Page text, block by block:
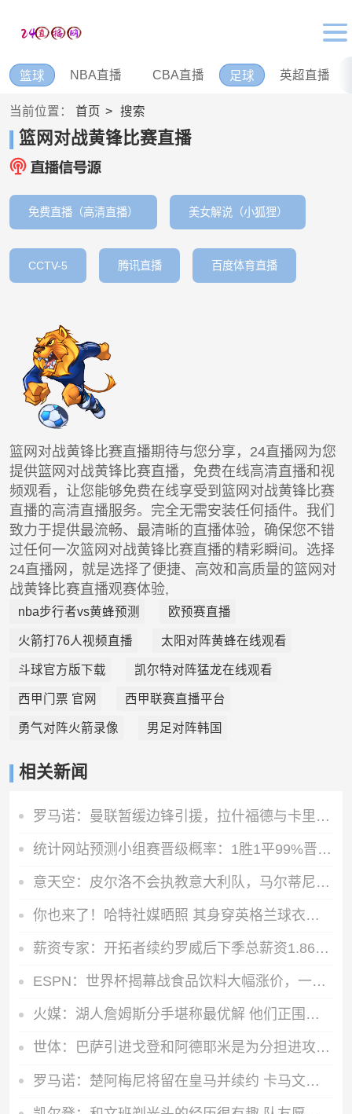
篮球 NBA直播 CBA直播 足球 英超直播
当前位置： 首页 搜索
篮网对战黄锋比赛直播
免费直播（高清直播） 美女解说（小狐狸）
CCTV-5 腾讯直播 百度体育直播
篮网对战黄锋比赛直播期待与您分享，24直播网为您
提供篮网对战黄锋比赛直播，免费在线高清直播和视
频观看，让您能够免费在线享受到篮网对战黄锋比赛
直播的高清直播服务。完全无需安装任何插件。我们
致力于提供最流畅、最清晰的直播体验，确保您不错
过任何一次篮网对战黄锋比赛直播的精彩瞬间。选择
24直播网，就是选择了便捷、高效和高质量的篮网对
战黄锋比赛直播观赛体验,
nba步行者vs黄蜂预测 欧预赛直播
火箭打76人视频直播 太阳对阵黄蜂在线观看
斗球官方版下载 凯尔特对阵猛龙在线观看
西甲门票 官网 西甲联赛直播平台
勇气对阵火箭录像 男足对阵韩国
相关新闻
罗马诺：曼联暂缓边锋引援，拉什福德与卡里克都希望先尝试合作
统计网站预测小组赛晋级概率：1胜1平99%晋级 2平1负最高11%
意天空：皮尔洛不会执教意大利队，马尔蒂尼、莱昂纳多可能辞职
你也来了！哈特社媒晒照 其身穿英格兰球衣现场观看世界杯1/4决赛
薪资专家：开拓者续约罗威后下季总薪资1.86亿 距税线还差1500万
ESPN：世界杯揭幕战食品饮料大幅涨价，一杯710毫升啤酒约17美元
火媒：湖人詹姆斯分手堪称最优解 他们正围绕东契奇打造最强阵容
世体：巴萨引进戈登和阿德耶米是为分担进攻重任，解放亚马尔
罗马诺：楚阿梅尼将留在皇马并续约 卡马文加目前不想离队